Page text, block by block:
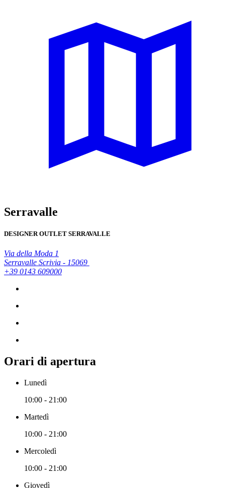
Serravalle
DESIGNER OUTLET SERRAVALLE
Via della Moda 1
Serravalle Scrivia - 15069
+39 0143 609000
Orari di apertura
Lunedì
10:00 - 21:00
Martedì
10:00 - 21:00
Mercoledì
10:00 - 21:00
Giovedì